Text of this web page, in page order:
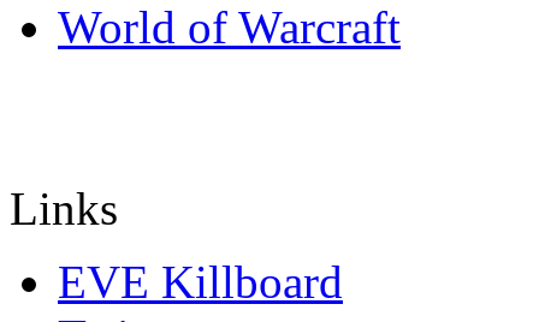
World of Warcraft
Links
EVE Killboard